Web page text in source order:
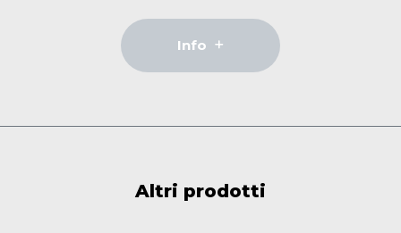
Info
Altri prodotti